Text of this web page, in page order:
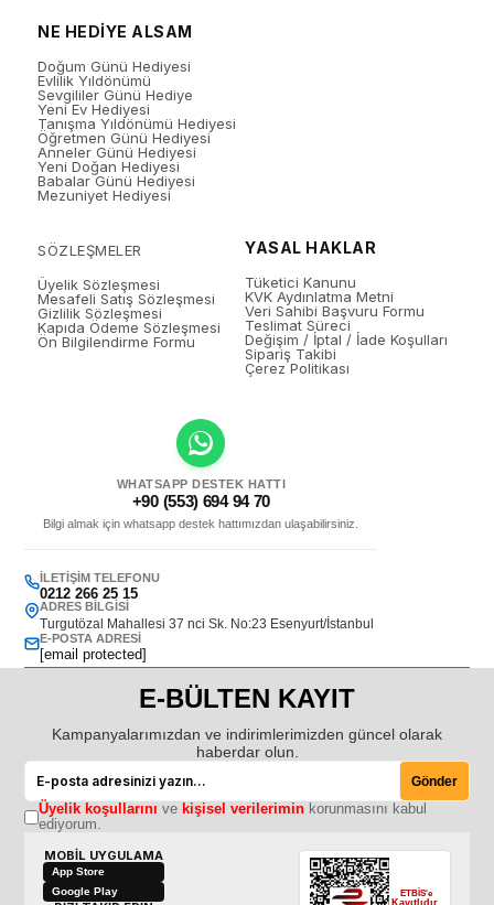
NE HEDİYE ALSAM
Doğum Günü Hediyesi
Evlilik Yıldönümü
Sevgililer Günü Hediye
Yeni Ev Hediyesi
Tanışma Yıldönümü Hediyesi
Öğretmen Günü Hediyesi
Anneler Günü Hediyesi
Yeni Doğan Hediyesi
Babalar Günü Hediyesi
Mezuniyet Hediyesi
SÖZLEŞMELER
Üyelik Sözleşmesi
Mesafeli Satış Sözleşmesi
Gizlilik Sözleşmesi
Kapıda Ödeme Sözleşmesi
Ön Bilgilendirme Formu
YASAL HAKLAR
Tüketici Kanunu
KVK Aydınlatma Metni
Veri Sahibi Başvuru Formu
Teslimat Süreci
Değişim / İptal / İade Koşulları
Sipariş Takibi
Çerez Politikası
WHATSAPP DESTEK HATTI
+90 (553) 694 94 70
Bilgi almak için whatsapp destek hattımızdan ulaşabilirsiniz.
İLETIŞIM TELEFONU
0212 266 25 15
ADRES BILGISI
Turgutözal Mahallesi 37 nci Sk. No:23 Esenyurt/İstanbul
E-POSTA ADRESI
[email protected]
E-BÜLTEN KAYIT
Kampanyalarımızdan ve indirimlerimizden güncel olarak
haberdar olun.
Gönder
Üyelik koşullarını ve kişisel verileriminkorunmasını kabul
ediyorum.
MOBİL UYGULAMA
App Store
Google Play
ETBİS'e
Kayıtlıdır.